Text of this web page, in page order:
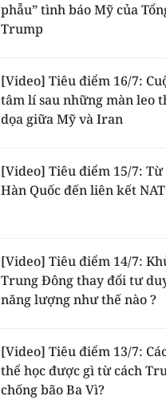
phẫu” tình báo Mỹ của
Trump
[Video] Tiêu điểm 16/7:
tâm lí sau những màn leo
dọa giữa Mỹ và Iran
[Video] Tiêu điểm 15/7:
Hàn Quốc đến liên kết
[Video] Tiêu điểm 14/7:
Trung Đông thay đổi tư
năng lượng như thế nào ?
[Video] Tiêu điểm 13/7:
thể học được gì từ cách
chống bão Ba Vì?